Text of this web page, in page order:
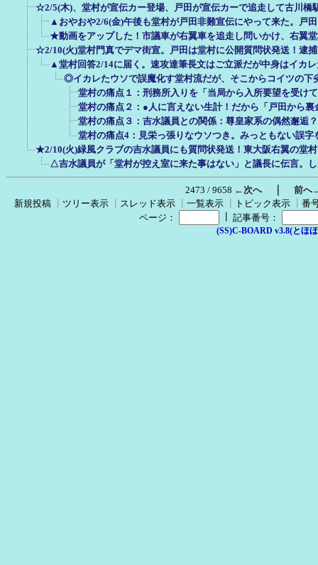
☆2/5(木)、堂村が宣伝カー登場、戸田が宣伝カーで追走して古川橋
▲おやおや2/6(金)午後も堂村が戸田非難宣伝にやって来た。戸
★動画をアップした！市議車が右翼車を追走し問いかけ、右翼
☆2/10(火)堂村門真でデマ街宣。戸田は堂村に公開質問状発送！逮
▲堂村回答2/14に届く。速攻達筆長文はご立派だが中身はイカ
◎イカレたウソで誤魔化す堂村流だが、そこからコイツの下
堂村の痛点１：刑務所入りを「当局から入所要望を受け
堂村の痛点２：●人に言えない生計！だから「戸田から
堂村の痛点３：吉水議員との関係：尊皇家系の偶然邂逅
堂村の痛点4：見栄っ張りなウソつき。みっともない誤
★2/10(火)緑風クラブの吉水議員にも質問状発送！東大阪右翼の堂
△吉水議員が「堂村が控え室に来た事はない」と議長に伝言。
2473 / 9658 ←次へ｜ 前へ
新規投稿
ツリー表示 スレッド表示 一覧表示 トピック表示
番
ページ：
記事番号：
(SS)C-BOARD v3.8(とほ